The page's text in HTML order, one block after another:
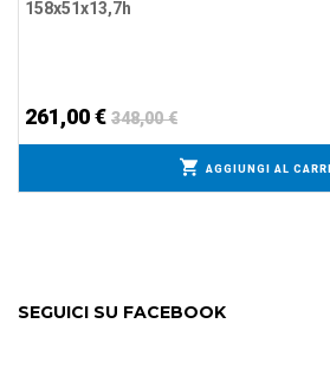
158x51x13,7h
261,00 € 348,00 €
AGGIUNGI AL
SEGUICI SU FACEBOOK